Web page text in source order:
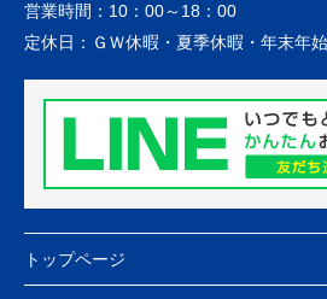
営業時間： 10：00～18：00
定休日： ＧＷ休暇・夏季休暇・年末年
トップページ